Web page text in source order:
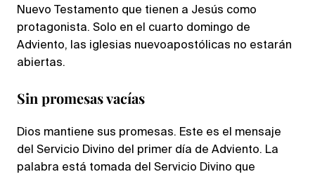
Nuevo Testamento que tienen a Jesús como
protagonista. Solo en el cuarto domingo de
Adviento, las iglesias nuevoapostólicas no estarán
abiertas.
Sin promesas vacías
Dios mantiene sus promesas. Este es el mensaje
del Servicio Divino del primer día de Adviento. La
palabra está tomada del Servicio Divino que